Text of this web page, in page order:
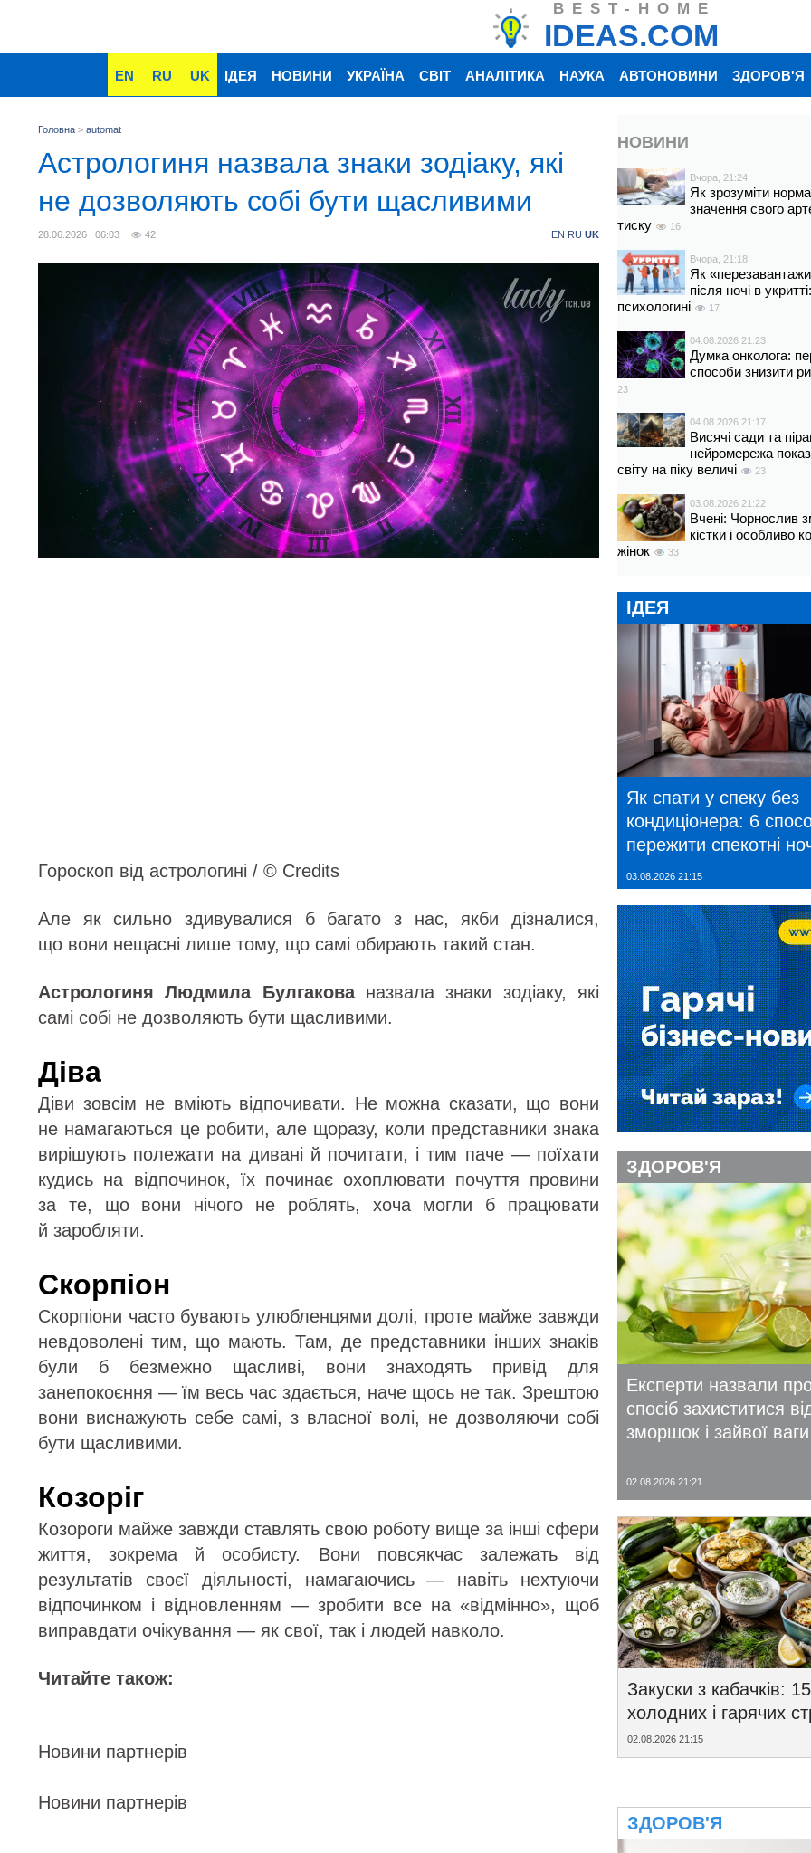
BEST-HOME
IDEAS.COM
EN RU UK ІДЕЯ НОВИНИ УКРАЇНА СВІТ АНАЛІТИКА НАУКА АВТОНОВИНИ ЗДОРОВ'Я
Головна > automat
Астрологиня назвала знаки зодіаку, які
не дозволяють собі бути щасливими
28.06.2026 06:03 42 EN RU UK
Гороскоп від астрологині / © Credits
Але як сильно здивувалися б багато з нас, якби дізналися,
що вони нещасні лише тому, що самі обирають такий стан.
Астрологиня Людмила Булгакованазвала знаки зодіаку, які
самі собі не дозволяють бути щасливими.
Діва
Діви зовсім не вміють відпочивати. Не можна сказати, що вони
не намагаються це робити, але щоразу, коли представники знака
вирішують полежати на дивані й почитати, і тим паче — поїхати
кудись на відпочинок, їх починає охоплювати почуття провини
за те, що вони нічого не роблять, хоча могли б працювати
й заробляти.
Скорпіон
Скорпіони часто бувають улюбленцями долі, проте майже завжди
невдоволені тим, що мають. Там, де представники інших знаків
були б безмежно щасливі, вони знаходять привід для
занепокоєння — їм весь час здається, наче щось не так. Зрештою
вони виснажують себе самі, з власної волі, не дозволяючи собі
бути щасливими.
Козоріг
Козороги майже завжди ставлять свою роботу вище за інші сфери
життя, зокрема й особисту. Вони повсякчас залежать від
результатів своєї діяльності, намагаючись — навіть нехтуючи
відпочинком і відновленням — зробити все на «відмінно», щоб
виправдати очікування — як свої, так і людей навколо.
Читайте також:
Новини партнерів
Новини партнерів
НОВИНИ
Вчора, 21:24
Як зрозуміти
значення свого
тиску
16
Вчора, 21:18
Як
після ночі в
психологині
17
04.08.2026 21:23
Думка онколога:
способи знизити
23
04.08.2026 21:17
Висячі сади та
нейромережа
світу на піку величі
23
03.08.2026 21:22
Вчені: Чорнослив
кістки і особливо
жінок
33
ІДЕЯ
Як спати у спеку без
кондиціонера: 6
пережити спекотні
03.08.2026 21:15
ЗДОРОВ'Я
Експерти назвали
спосіб захиститися
зморшок і зайвої ваги
02.08.2026 21:21
Закуски з кабачків: 15
холодних і гарячих
02.08.2026 21:15
ЗДОРОВ'Я